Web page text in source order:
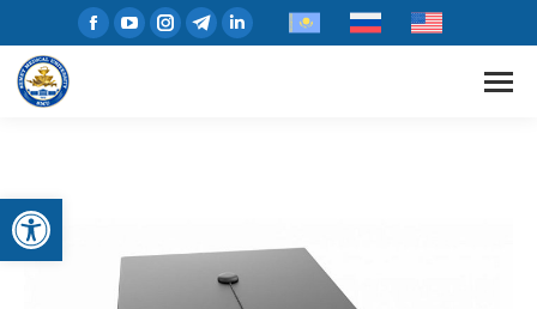
Открыть панель инструментов